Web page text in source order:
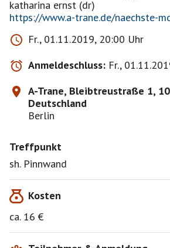
https://www.a-trane.de/naechste-
Fr., 01.11.2019, 20:00 Uhr
Anmeldeschluss: Fr.,
A-Trane, Bleibtreustraße 1,
Deutschland
Berlin
Treffpunkt
sh. Pinnwand
Kosten
ca. 16 €